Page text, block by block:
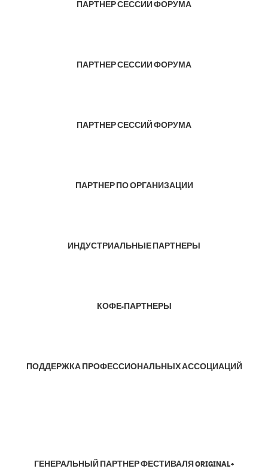
ПАРТНЕР СЕССИИ ФОРУМА
ПАРТНЕР СЕССИИ ФОРУМА
ПАРТНЕР СЕССИЙ ФОРУМА
ПАРТНЕР ПО ОРГАНИЗАЦИИ
ИНДУСТРИАЛЬНЫЕ ПАРТНЕРЫ
КОФЕ-ПАРТНЕРЫ
ПОДДЕРЖКА ПРОФЕССИОНАЛЬНЫХ АССОЦИАЦИЙ
ГЕНЕРАЛЬНЫЙ ПАРТНЕР ФЕСТИВАЛЯ ORIGINAL+